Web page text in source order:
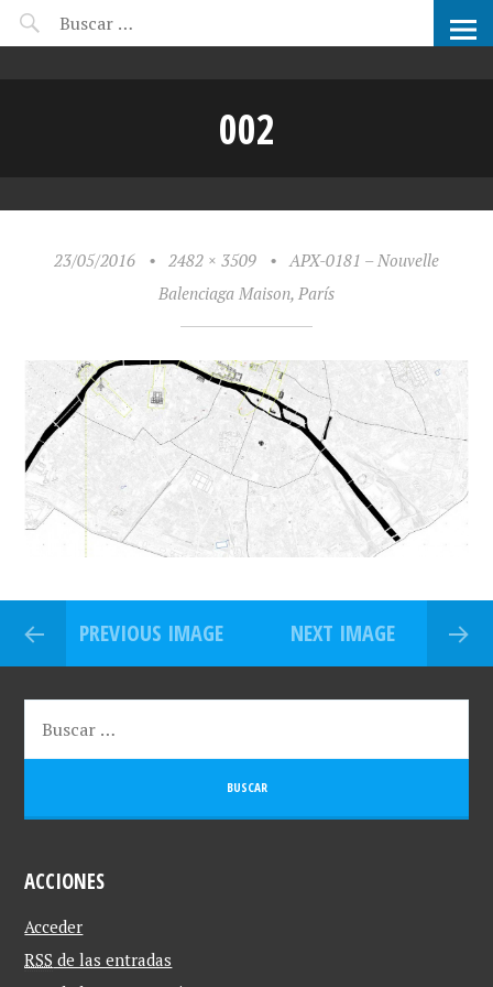
CANDIDATOS ARCHIPRIX
002
23/05/2016 • 2482 × 3509 • APX-0181 – Nouvelle
Balenciaga Maison, París
PREVIOUS IMAGE NEXT IMAGE
ACCIONES
Acceder
RSS de las entradas